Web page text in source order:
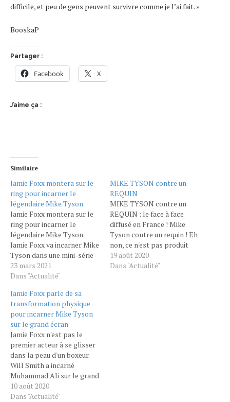
difficile, et peu de gens peuvent survivre comme je l’ai fait. »
BooskaP
Partager :
Facebook X
J’aime ça :
Similaire
Jamie Foxx montera sur le
ring pour incarner le
légendaire Mike Tyson
Jamie Foxx montera sur le
ring pour incarner le
légendaire Mike Tyson.
Jamie Foxx va incarner Mike
Tyson dans une mini-série
produite par Scorsese. Mar.
23 Mars
7ème art reprend peu à peu
des couleurs avec l'annonce
de nouveaux tournages : le
prochain à venir sera une
mini-série produite par…
23 mars 2021
Dans "Actualité"
MIKE TYSON contre un
REQUIN
MIKE TYSON contre un
REQUIN : le face à face
diffusé en France ! Mike
Tyson contre un requin ! Eh
non, ce n'est pas produit
par l'équipe de Sharknado.
C'est ce que propose
19 août 2020
Dans "Actualité"
Jamie Foxx parle de sa
transformation physique
pour incarner Mike Tyson
sur le grand écran
Jamie Foxx n'est pas le
premier acteur à se glisser
dans la peau d'un boxeur.
Will Smith a incarné
Muhammad Ali sur le grand
écran et Robert De Niro,
Jack LaMotta dans Raging
10 août 2020
Dans "Actualité"